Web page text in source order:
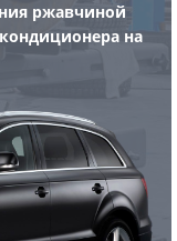
ржавчиной
на